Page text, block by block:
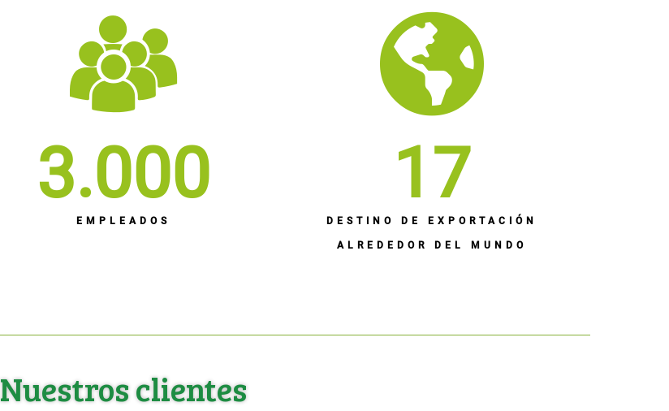
3.000
EMPLEADOS
17
DESTINO DE EXPORTACIÓN
ALREDEDOR DEL MUNDO
Nuestros clientes